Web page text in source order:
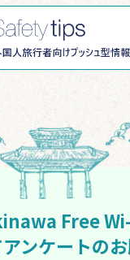
Free
ンケートの